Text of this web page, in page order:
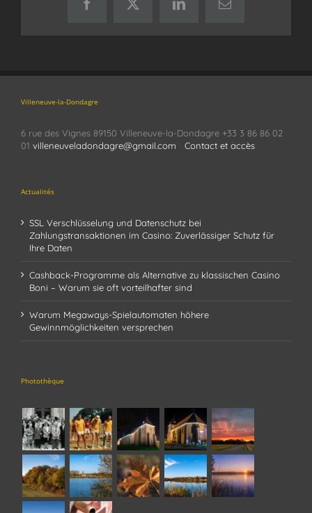
FacebookX LinkedInEmail
Villeneuve-la-Dondagre
6 rue des Vignes 89150 Villeneuve-la-Dondagre +33 3 86 86 02
01 villeneuveladondagre@gmail.com Contact et accès
Actualités
SSL Verschlüsselung und Datenschutz bei
Zahlungstransaktionen im Casino: Zuverlässiger Schutz für
Ihre Daten
Cashback-Programme als Alternative zu klassischen Casino
Boni – Warum sie oft vorteilhafter sind
Warum Megaways-Spielautomaten höhere
Gewinnmöglichkeiten versprechen
Photothèque